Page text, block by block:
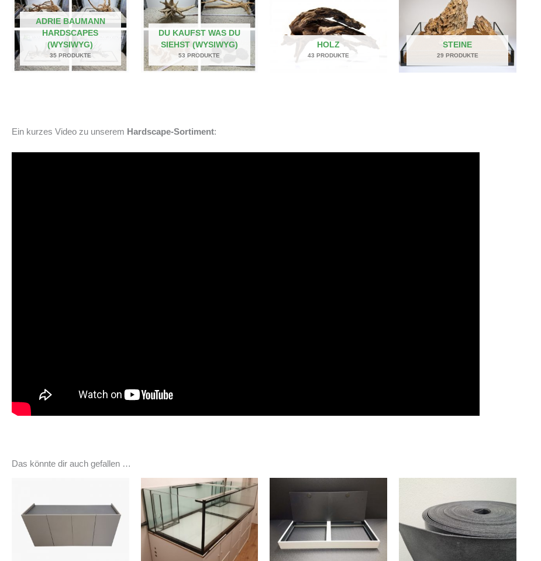
ADRIE BAUMANN
HARDSCAPES
(WYSIWYG)
35 PRODUKTE
DU KAUFST WAS DU
SIEHST (WYSIWYG)
53 PRODUKTE
HOLZ
43 PRODUKTE
STEINE
29 PRODUKTE
Ein kurzes Video zu unserem Hardscape-Sortiment:
Das könnte dir auch gefallen …